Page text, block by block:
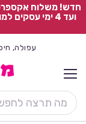
ועד 4 ימי
עפולה,